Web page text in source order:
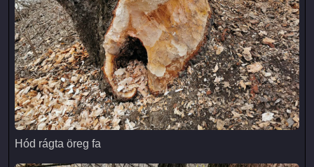
Hód rágta öreg fa
Hód rágta öreg fa